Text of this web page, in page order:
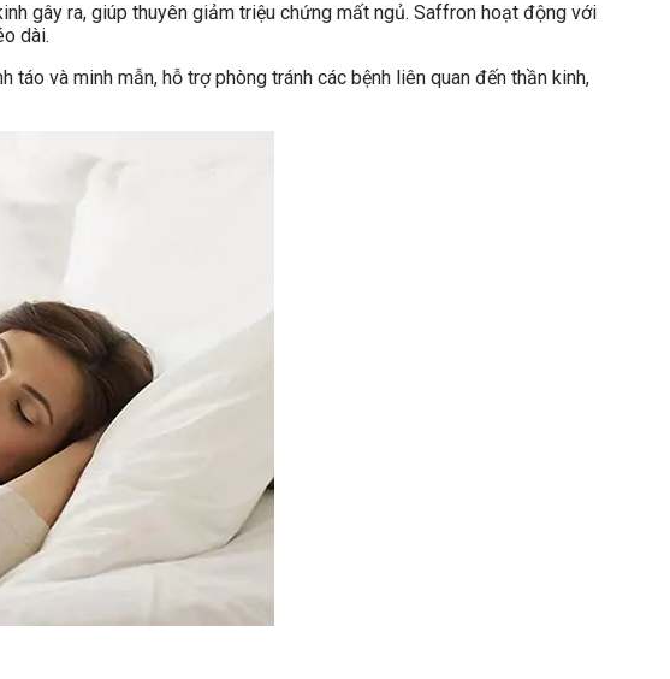
gây ra, giúp thuyên giảm triệu chứng mất ngủ. Saffron hoạt động với
dài.
và minh mẫn, hỗ trợ phòng tránh các bệnh liên quan đến thần kinh,